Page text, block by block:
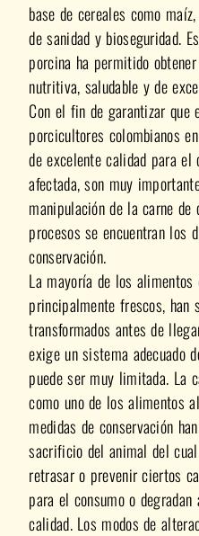
base de cereales como
de sanidad y bioseguridad.
porcina ha permitido
nutritiva, saludable y de
Con el fin de garantizar que
porcicultores colombianos
de excelente calidad para
afectada, son muy
manipulación de la carne de
procesos se encuentran los
conservación.
La mayoría de los alimentos
principalmente frescos, han
transformados antes de
exige un sistema adecuado
puede ser muy limitada. La
como uno de los alimentos
medidas de conservación
sacrificio del animal del
retrasar o prevenir ciertos
para el consumo o
calidad. Los modos de